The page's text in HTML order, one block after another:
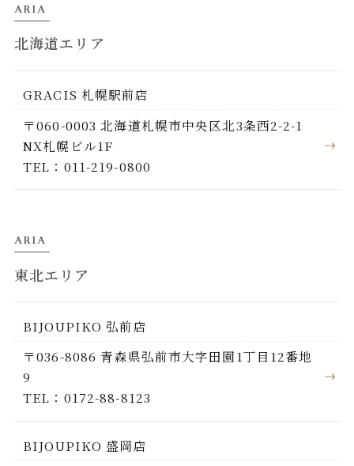
ARIA
北海道エリア
GRACIS 札幌駅前店
〒060-0003 北海道札幌市中央区北3条西2-2-1
NX札幌ビル1F
TEL：011-219-0800
ARIA
東北エリア
BIJOUPIKO 弘前店
〒036-8086 青森県弘前市大字田園1丁目12番地
9
TEL：0172-88-8123
BIJOUPIKO 盛岡店